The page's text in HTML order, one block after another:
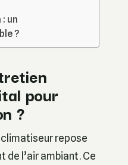
un
?
pour
?
repose
de l’air ambiant. Ce